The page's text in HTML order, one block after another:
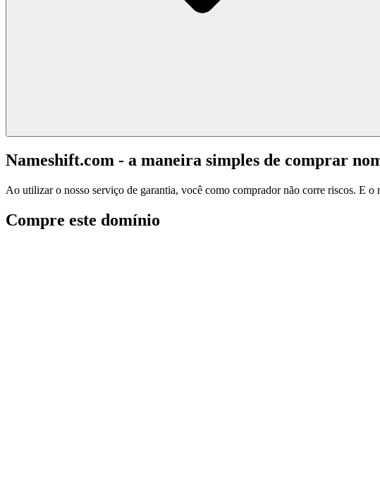
Nameshift.com - a maneira simples de comprar
Ao utilizar o nosso serviço de garantia, você como comprador não corre riscos. E
Compre este domínio